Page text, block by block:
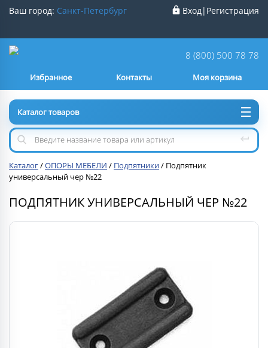
Ваш город: Санкт-Петербург
Нет
Вход| Регистрация
8 (800) 500 78 78
Контакты
Избранное Моя корзина
Каталог товаров
Каталог/ОПОРЫ МЕБЕЛИ / Подпятники/ Подпятник
универсальный чер №22
ПОДПЯТНИК УНИВЕРСАЛЬНЫЙ ЧЕР №22